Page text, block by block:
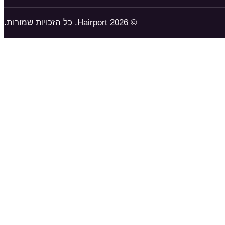
© 2026 Hairport. כל הזכויות שמורות.